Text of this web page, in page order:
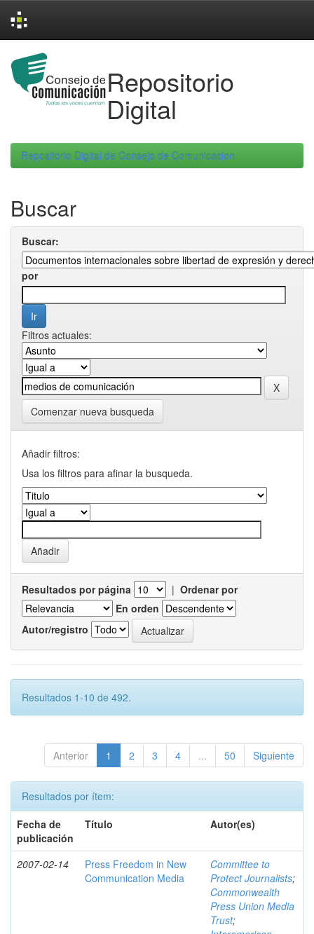
navigation
Repositorio
Digital
Repositorio Digital de Consejo de Comunicacion
Buscar
Buscar:
por
Filtros actuales:
Comenzar nueva busqueda
Añadir filtros:
Usa los filtros para afinar la busqueda.
Resultados por página | Ordenar por
En orden
Autor/registro
Resultados 1-10 de 492.
Anterior 1 2 3 4 ... 50 Siguiente
Resultados por ítem:
Fecha de
publicación
Título Autor(es)
2007-02-14
Press Freedom in New
Communication Media
Committee to
Protect Journalists;
Commonwealth
Press Union Media
Trust;